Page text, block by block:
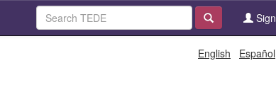
English Español